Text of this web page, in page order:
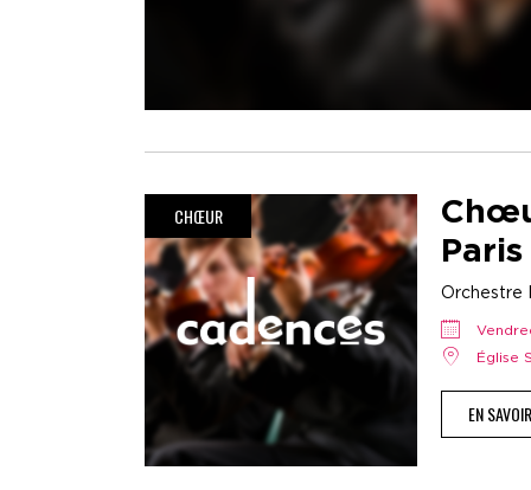
CHŒUR
Paris
Orchestre
Église
EN